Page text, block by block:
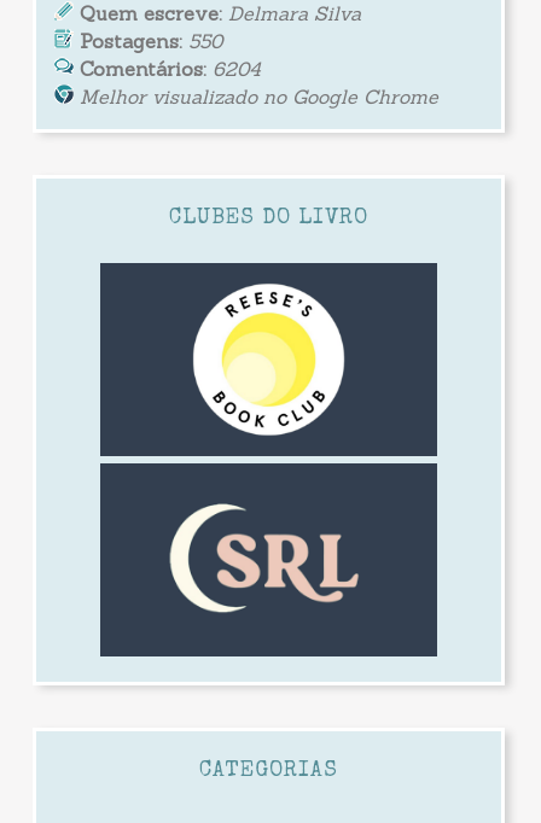
Quem escreve: Delmara Silva
Postagens: 550
Comentários: 6204
Melhor visualizado no Google Chrome
CLUBES DO LIVRO
CATEGORIAS